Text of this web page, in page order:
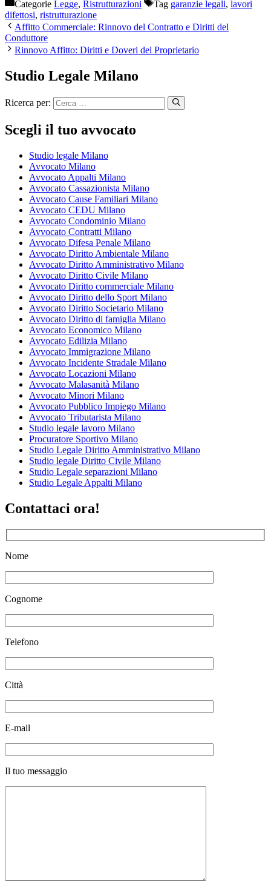
Categorie Legge, Ristrutturazioni Tag garanzie legali, lavori
difettosi, ristrutturazione
Affitto Commerciale: Rinnovo del Contratto e Diritti del
Conduttore
Rinnovo Affitto: Diritti e Doveri del Proprietario
Studio Legale Milano
Ricerca per:
Scegli il tuo avvocato
Studio legale Milano
Avvocato Milano
Avvocato Appalti Milano
Avvocato Cassazionista Milano
Avvocato Cause Familiari Milano
Avvocato CEDU Milano
Avvocato Condominio Milano
Avvocato Contratti Milano
Avvocato Difesa Penale Milano
Avvocato Diritto Ambientale Milano
Avvocato Diritto Amministrativo Milano
Avvocato Diritto Civile Milano
Avvocato Diritto commerciale Milano
Avvocato Diritto dello Sport Milano
Avvocato Diritto Societario Milano
Avvocato Diritto di famiglia Milano
Avvocato Economico Milano
Avvocato Edilizia Milano
Avvocato Immigrazione Milano
Avvocato Incidente Stradale Milano
Avvocato Locazioni Milano
Avvocato Malasanità Milano
Avvocato Minori Milano
Avvocato Pubblico Impiego Milano
Avvocato Tributarista Milano
Studio legale lavoro Milano
Procuratore Sportivo Milano
Studio Legale Diritto Amministrativo Milano
Studio legale Diritto Civile Milano
Studio Legale separazioni Milano
Studio Legale Appalti Milano
Contattaci ora!
Nome
Cognome
Telefono
Città
E-mail
Il tuo messaggio